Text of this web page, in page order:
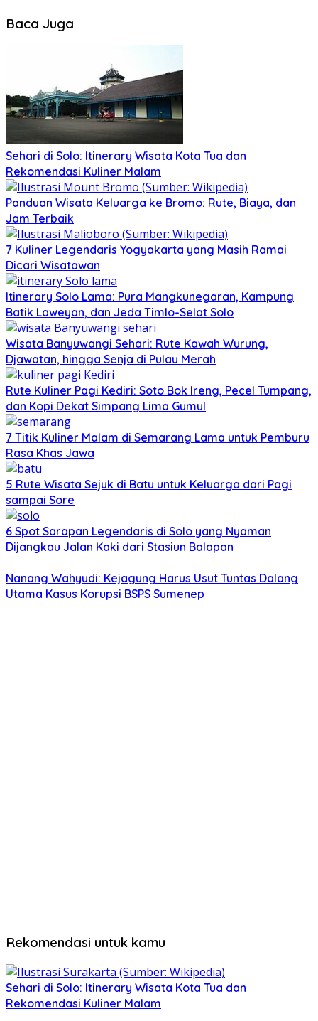
Baca Juga
Sehari di Solo: Itinerary Wisata Kota Tua dan
Rekomendasi Kuliner Malam
Panduan Wisata Keluarga ke Bromo: Rute, Biaya, dan
Jam Terbaik
7 Kuliner Legendaris Yogyakarta yang Masih Ramai
Dicari Wisatawan
Itinerary Solo Lama: Pura Mangkunegaran, Kampung
Batik Laweyan, dan Jeda Timlo-Selat Solo
Wisata Banyuwangi Sehari: Rute Kawah Wurung,
Djawatan, hingga Senja di Pulau Merah
Rute Kuliner Pagi Kediri: Soto Bok Ireng, Pecel Tumpang,
dan Kopi Dekat Simpang Lima Gumul
7 Titik Kuliner Malam di Semarang Lama untuk Pemburu
Rasa Khas Jawa
5 Rute Wisata Sejuk di Batu untuk Keluarga dari Pagi
sampai Sore
6 Spot Sarapan Legendaris di Solo yang Nyaman
Dijangkau Jalan Kaki dari Stasiun Balapan
Nanang Wahyudi: Kejagung Harus Usut Tuntas Dalang
Utama Kasus Korupsi BSPS Sumenep
Rekomendasi untuk kamu
Sehari di Solo: Itinerary Wisata Kota Tua dan
Rekomendasi Kuliner Malam